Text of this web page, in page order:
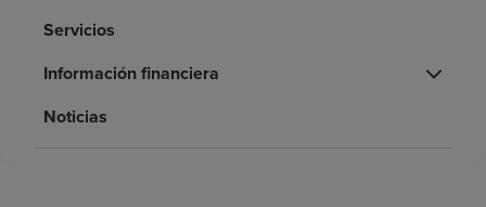
Recursos de salud
Servicios
Información financiera
Noticias